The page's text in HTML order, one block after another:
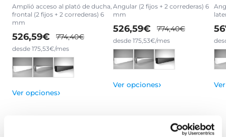
Amplió acceso al plató de ducha,
frontal (2 fijos + 2 correderas) 6
mm
526,59€ 774,40€
desde 175,53€/mes
Ver opciones›
Angular (2 fijos + 2 correderas) 6
mm
526,59€ 774,40€
desde 175,53€/mes
Ver opciones›